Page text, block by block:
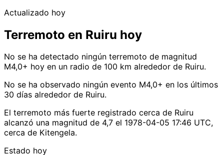
Actualizado hoy
Terremoto en Ruiru hoy
No se ha detectado ningún terremoto de magnitud
M4,0+ hoy en un radio de 100 km alrededor de Ruiru.
No se ha observado ningún evento M4,0+ en los últimos
30 días alrededor de Ruiru.
El terremoto más fuerte registrado cerca de Ruiru
alcanzó una magnitud de 4,7 el 1978-04-05 17:46 UTC,
cerca de Kitengela.
Estado hoy